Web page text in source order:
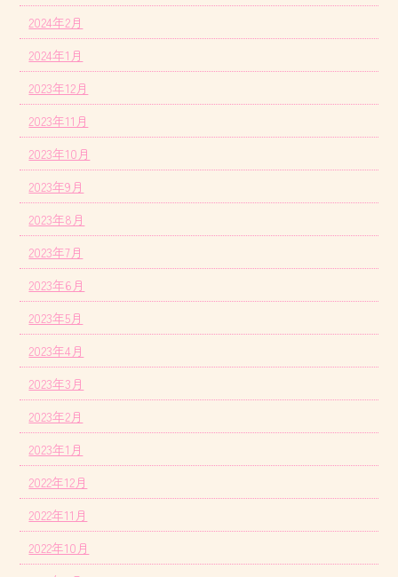
2024年2月
2024年1月
2023年12月
2023年11月
2023年10月
2023年9月
2023年8月
2023年7月
2023年6月
2023年5月
2023年4月
2023年3月
2023年2月
2023年1月
2022年12月
2022年11月
2022年10月